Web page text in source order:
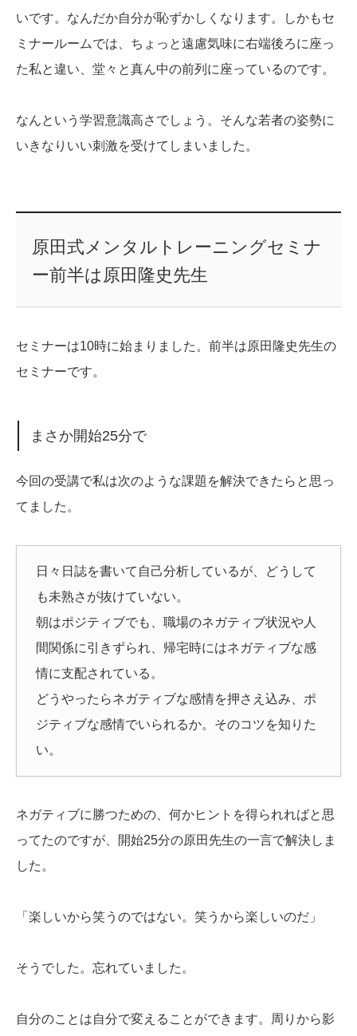
いです。なんだか自分が恥ずかしくなります。しかもセ
ミナールームでは、ちょっと遠慮気味に右端後ろに座っ
た私と違い、堂々と真ん中の前列に座っているのです。
なんという学習意識高さでしょう。そんな若者の姿勢に
いきなりいい刺激を受けてしまいました。
原田式メンタルトレーニングセミナ
ー前半は原田隆史先生
セミナーは10時に始まりました。前半は原田隆史先生の
セミナーです。
まさか開始25分で
今回の受講で私は次のような課題を解決できたらと思っ
てました。
日々日誌を書いて自己分析しているが、どうして
も未熟さが抜けていない。
朝はポジティブでも、職場のネガティブ状況や人
間関係に引きずられ、帰宅時にはネガティブな感
情に支配されている。
どうやったらネガティブな感情を押さえ込み、ポ
ジティブな感情でいられるか。そのコツを知りた
い。
ネガティブに勝つための、何かヒントを得られればと思
ってたのですが、開始25分の原田先生の一言で解決しま
した。
「楽しいから笑うのではない。笑うから楽しいのだ」
そうでした。忘れていました。
自分のことは自分で変えることができます。周りから影